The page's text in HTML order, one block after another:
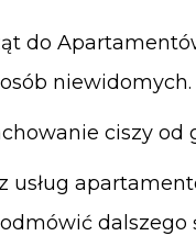
do
niewidomych.
ciszy od
usług